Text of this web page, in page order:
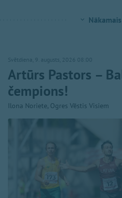
Svētdiena, 9. augusts, 2026 08:00
Artūrs Pastors –
čempions!
Ilona Noriete, Ogres Vēstis Visiem